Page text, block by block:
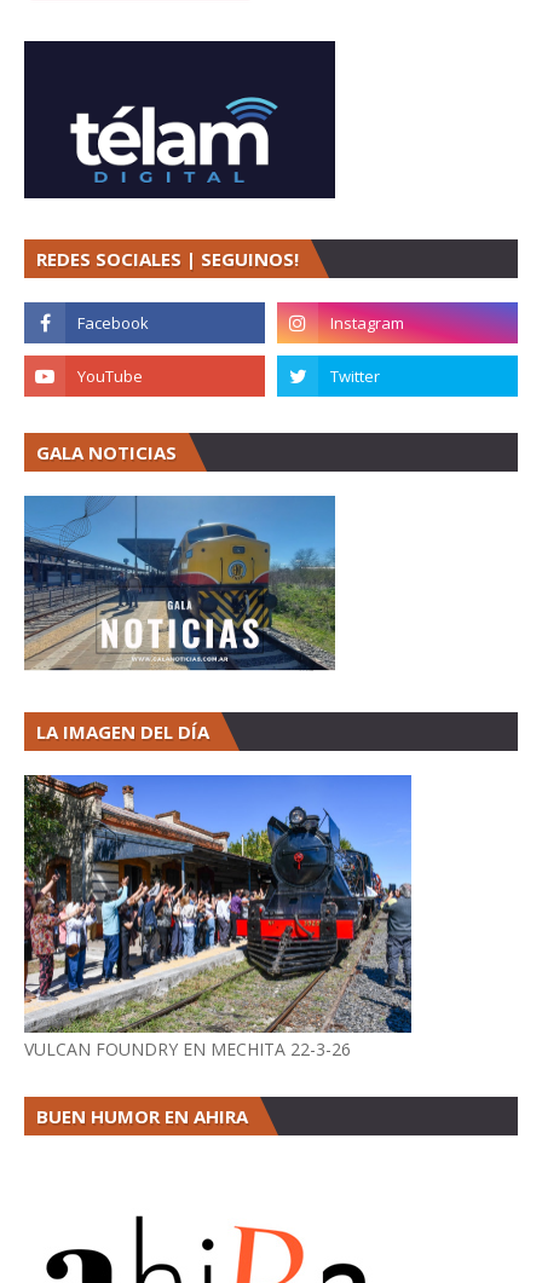
REDES SOCIALES | SEGUINOS!
GALA NOTICIAS
LA IMAGEN DEL DÍA
VULCAN FOUNDRY EN MECHITA 22-3-26
BUEN HUMOR EN AHIRA